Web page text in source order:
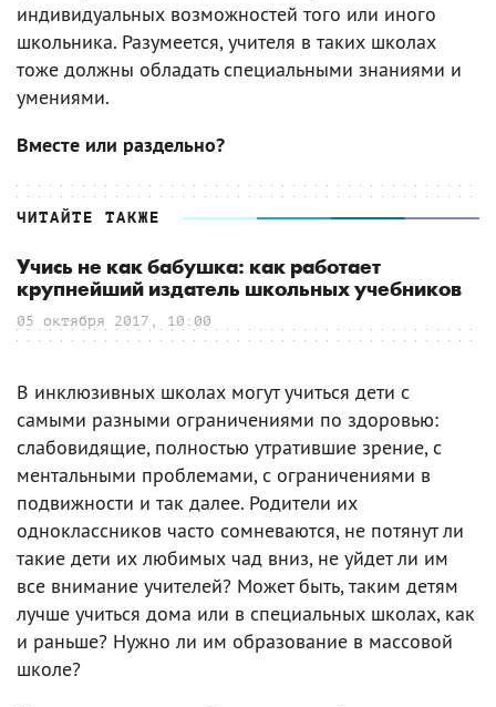
индивидуальных возможностей того или иного
школьника. Разумеется, учителя в таких школах
тоже должны обладать специальными знаниями и
умениями.
Вместе или раздельно?
ЧИТАЙТЕ ТАКЖЕ
Учись не как бабушка: как работает
крупнейший издатель школьных учебников
05 октября 2017, 10:00
В инклюзивных школах могут учиться дети с
самыми разными ограничениями по здоровью:
слабовидящие, полностью утратившие зрение, с
ментальными проблемами, с ограничениями в
подвижности и так далее. Родители их
одноклассников часто сомневаются, не потянут ли
такие дети их любимых чад вниз, не уйдет ли им
все внимание учителей? Может быть, таким детям
лучше учиться дома или в специальных школах, как
и раньше? Нужно ли им образование в массовой
школе?